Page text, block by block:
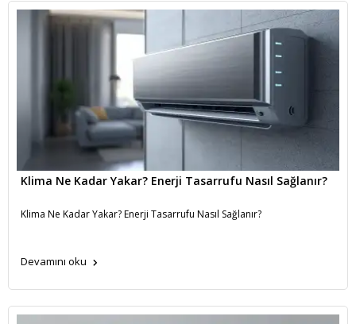
Klima Ne Kadar Yakar? Enerji Tasarrufu Nasıl Sağlanır?
Klima Ne Kadar Yakar? Enerji Tasarrufu Nasıl Sağlanır?
Devamını oku